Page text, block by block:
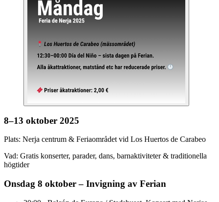
8–13 oktober 2025
Plats: Nerja centrum & Feriaområdet vid Los Huertos de Carabeo
Vad: Gratis konserter, parader, dans, barnaktiviteter & traditionella
högtider
Onsdag 8 oktober – Invigning av Ferian